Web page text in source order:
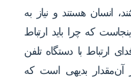
انسان هستند و نیاز به
که چرا باید ارتباط
ارتباط با دستگاه تلفن
آن‌مقدار بدیهی است که